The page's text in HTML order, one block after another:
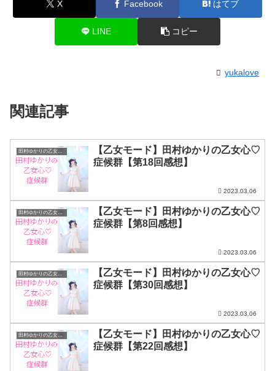
X Facebook はてブ
LINE コピー
yukalove
関連記事
田村ゆかりの乙女心♡症候群
【乙女モード】田村ゆかりの乙女心♡
症候群【第18回感想】
2023.03.06
田村ゆかりの乙女心♡症候群
【乙女モード】田村ゆかりの乙女心♡
症候群【第8回感想】
2023.03.06
田村ゆかりの乙女心♡症候群
【乙女モード】田村ゆかりの乙女心♡
症候群【第30回感想】
2023.03.06
田村ゆかりの乙女心♡症候群
【乙女モード】田村ゆかりの乙女心♡
症候群【第22回感想】